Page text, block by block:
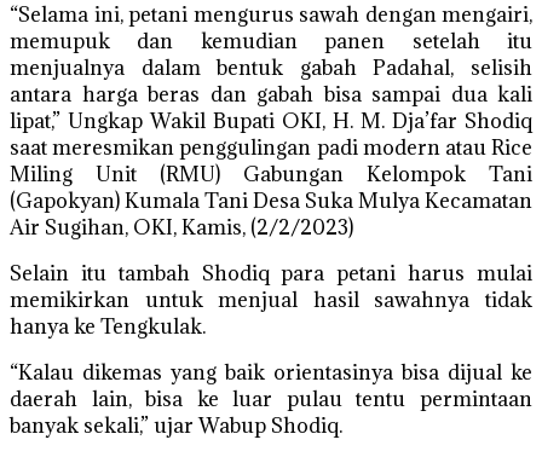
“Selama ini, petani mengurus sawah dengan mengairi,
memupuk dan kemudian panen setelah itu
menjualnya dalam bentuk gabah Padahal, selisih
antara harga beras dan gabah bisa sampai dua kali
lipat,” Ungkap Wakil Bupati OKI, H. M. Dja’far Shodiq
saat meresmikan penggulingan padi modern atau Rice
Miling Unit (RMU) Gabungan Kelompok Tani
(Gapokyan) Kumala Tani Desa Suka Mulya Kecamatan
Air Sugihan, OKI, Kamis, (2/2/2023)
Selain itu tambah Shodiq para petani harus mulai
memikirkan untuk menjual hasil sawahnya tidak
hanya ke Tengkulak.
“Kalau dikemas yang baik orientasinya bisa dijual ke
daerah lain, bisa ke luar pulau tentu permintaan
banyak sekali,” ujar Wabup Shodiq.